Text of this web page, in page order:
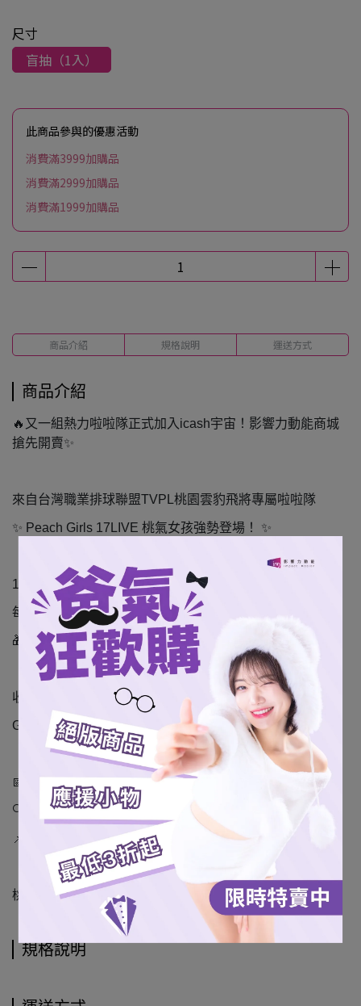
尺寸
盲抽（1入）
此商品參與的優惠活動
消費滿3999加購品
消費滿2999加購品
消費滿1999加購品
商品介紹 規格說明 運送方式
商品介紹
🔥 又一組熱力啦啦隊正式加入 icash宇宙！影響力動能商城
搶先開賣✨
來自台灣職業排球聯盟TVPL桃園雲豹飛將專屬啦啦隊
✨ Peach Girls 17LIVE 桃氣女孩強勢登場！ ✨
16 位女孩全員出擊（包含三仙桃）
每位女孩皆推出專屬個人卡面
🎁 盲包形式販售，更有「限量女孩親簽隱藏卡」隨機驚喜
收藏桃氣、擁有熱力，就趁現在！
GO GO Peach Girls！
📅 2026.3.3 起全台7-ELEVEN門市開賣
🔍 想找icash2.0門市？上 地圖最方便
📌 OPENPOINT APP 地圖＞交通儲值卡
桃氣上線，等你收藏
規格說明